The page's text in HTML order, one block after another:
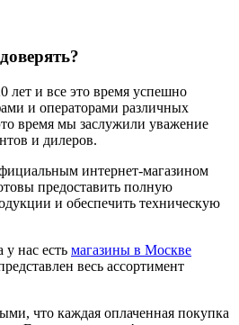
лет и все это время успешно
и операторами различных
время мы заслужили уважение
и дилеров.
интернет-магазином
предоставить полную
и обеспечить техническую
у нас есть магазины в Москве
весь ассортимент
что каждая оплаченная покупка